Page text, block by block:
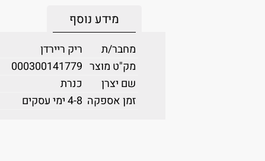
מידע נוסף
מחבר/ת
ריק ריירדן
מק"ט מוצר 000300141779
שם יצרן
כנרת
זמן אספקה 4-8 ימי עסקים